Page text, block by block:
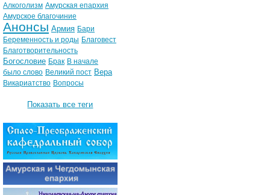
Алкоголизм Амурская епархия
Амурское благочиние
Анонсы Армия Бари
Беременность и роды Благовест
Благотворительность
Богословие Брак В начале
было слово Великий пост Вера
Викариатство Вопросы
Показать все теги